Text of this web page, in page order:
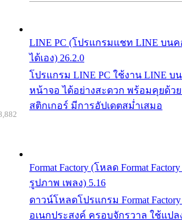
LINE PC (โปรแกรมแชท LINE บน
ได้เอง) 26.2.0
โปรแกรม LINE PC ใช้งาน LINE
หน้าจอ ได้อย่างสะดวก พร้อมคุยด้วย
สติกเกอร์ มีการอัปเดตสม่ำเสมอ
Format Factory (โหลด Format
รูปภาพ เพลง) 5.16
ดาวน์โหลดโปรแกรม Format
อเนกประสงค์ ครอบจักรวาล ใช้แป